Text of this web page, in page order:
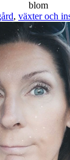
blom
, växter och